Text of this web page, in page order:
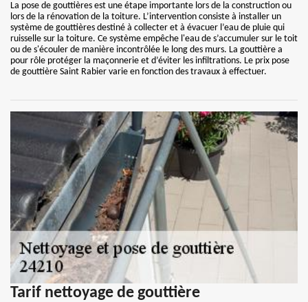
La pose de gouttières est une étape importante lors de la construction ou
lors de la rénovation de la toiture. L’intervention consiste à installer un
système de gouttières destiné à collecter et à évacuer l’eau de pluie qui
ruisselle sur la toiture. Ce système empêche l'eau de s’accumuler sur le toit
ou de s'écouler de manière incontrôlée le long des murs. La gouttière a
pour rôle protéger la maçonnerie et d’éviter les infiltrations. Le prix pose
de gouttière Saint Rabier varie en fonction des travaux à effectuer.
Tarif nettoyage de gouttière